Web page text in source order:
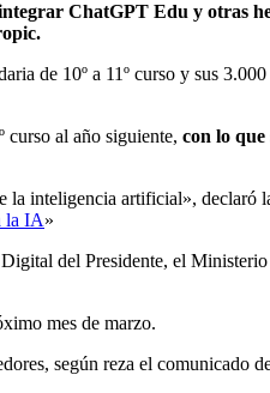
ChatGPT Edu y otras
de 10º a 11º curso y sus
curso al año siguiente, con lo que
la inteligencia artificial»,
la IA»
del Presidente, el
mes de marzo.
según reza el comunicado